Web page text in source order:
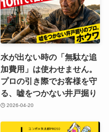
水が出ない時の「無駄な追
加費用」は使わせません。
プロの引き際でお客様を守
る、嘘をつかない井戸掘り
2026-04-20